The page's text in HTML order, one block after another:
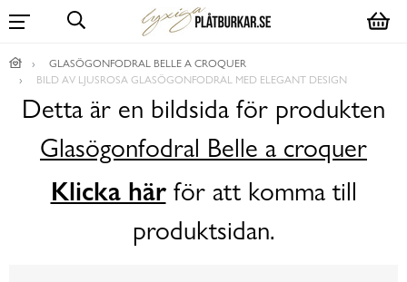
GLASÖGONFODRAL BELLE A CROQUER
BILD AV LJUSROSA GLASÖGONFODRAL MED ELEGANT DESIGN
Detta är en bildsida för produkten
Glasögonfodral Belle a croquer
Klicka härför att komma till
produktsidan.